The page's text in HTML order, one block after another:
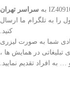
سراسر تهران
به تلگرام ما ارسال
کنید.
شما به صورت لیزری
تبلیغاتی در همایش ها ،
به افراد تقدیم نمایید.